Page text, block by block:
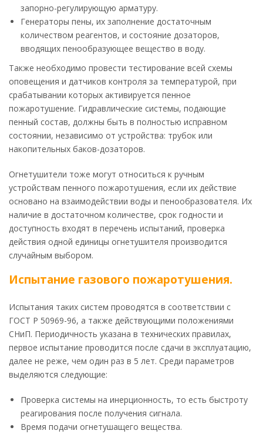
запорно-регулирующую арматуру.
Генераторы пены, их заполнение достаточным
количеством реагентов, и состояние дозаторов,
вводящих пенообразующее вещество в воду.
Также необходимо провести тестирование всей схемы
оповещения и датчиков контроля за температурой, при
срабатывании которых активируется пенное
пожаротушение. Гидравлические системы, подающие
пенный состав, должны быть в полностью исправном
состоянии, независимо от устройства: трубок или
накопительных баков-дозаторов.
Огнетушители тоже могут относиться к ручным
устройствам пенного пожаротушения, если их действие
основано на взаимодействии воды и пенообразователя. Их
наличие в достаточном количестве, срок годности и
доступность входят в перечень испытаний, проверка
действия одной единицы огнетушителя производится
случайным выбором.
Испытание газового пожаротушения.
Испытания таких систем проводятся в соответствии с
ГОСТ Р 50969-96, а также действующими положениями
СНиП. Периодичность указана в технических правилах,
первое испытание проводится после сдачи в эксплуатацию,
далее не реже, чем один раз в 5 лет. Среди параметров
выделяются следующие:
Проверка системы на инерционность, то есть быстроту
реагирования после получения сигнала.
Время подачи огнетушащего вещества.